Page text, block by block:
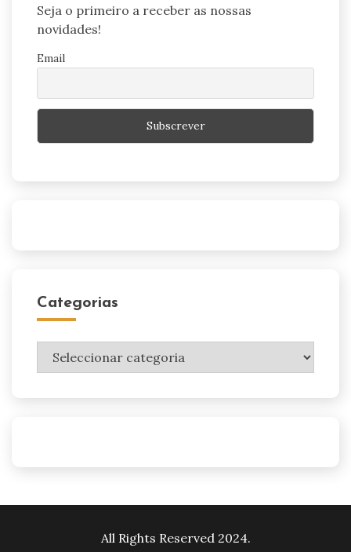
Seja o primeiro a receber as nossas
novidades!
Email
Categorias
Categorias
All Rights Reserved 2024.